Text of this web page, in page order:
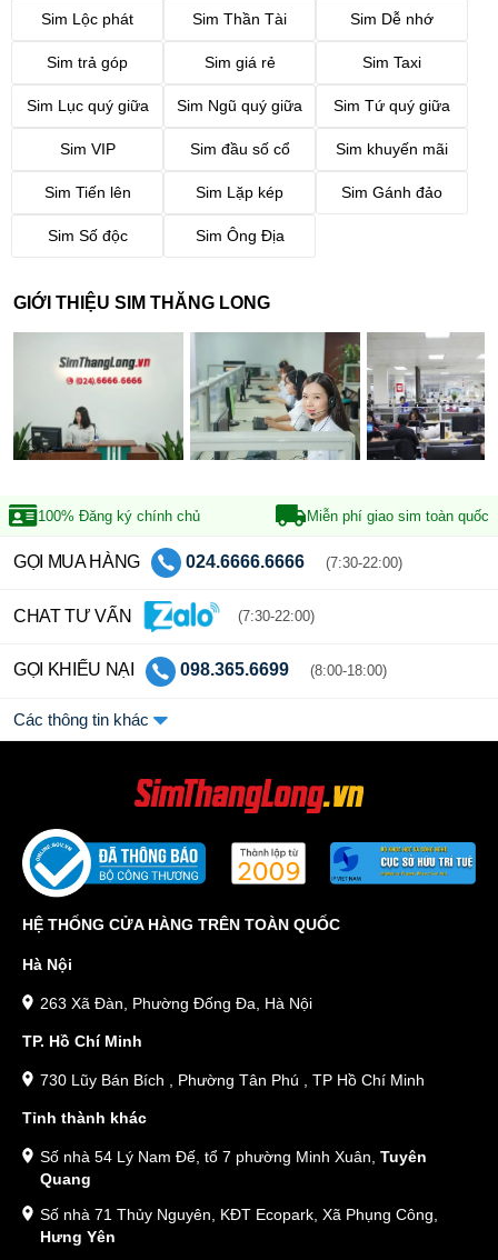
Sim Lộc phát Sim Thần Tài Sim Dễ nhớ
Sim trả góp Sim giá rẻ Sim Taxi
Sim Lục quý giữa Sim Ngũ quý giữa Sim Tứ quý giữa
Sim VIP Sim đầu số cổ Sim khuyến mãi
Sim Tiến lên Sim Lặp kép Sim Gánh đảo
Sim Số độc Sim Ông Địa
GIỚI THIỆU SIM THĂNG LONG
100% Đăng ký chính chủ Miễn phí giao sim toàn quốc
GỌI MUA HÀNG 024.6666.6666 (7:30-22:00)
CHAT TƯ VẤN (7:30-22:00)
GỌI KHIẾU NẠI 098.365.6699 (8:00-18:00)
Các thông tin khác
HỆ THỐNG CỬA HÀNG TRÊN TOÀN QUỐC
Hà Nội
263 Xã Đàn, Phường Đống Đa, Hà Nội
TP. Hồ Chí Minh
730 Lũy Bán Bích , Phường Tân Phú , TP Hồ Chí Minh
Tỉnh thành khác
Số nhà 54 Lý Nam Đế, tổ 7 phường Minh Xuân, Tuyên
Quang
Số nhà 71 Thủy Nguyên, KĐT Ecopark, Xã Phụng Công,
Hưng Yên